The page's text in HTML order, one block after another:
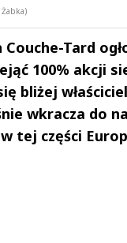
Tard
100% akcji
bliżej
wkracza do
tej części